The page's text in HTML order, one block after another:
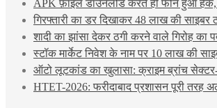
APK फ़ाइल डाउनलोड करते ही फोन हुआ हैक,
गिरफ्तारी का डर दिखाकर 48 लाख की साइबर
शादी का झांसा देकर ठगी करने वाले गिरोह का
स्टॉक मार्केट निवेश के नाम पर 10 लाख की
ऑटो लूटकांड का खुलासा: क्राइम ब्रांच सेक्टर-
HTET-2026: फरीदाबाद प्रशासन पूरी तरह